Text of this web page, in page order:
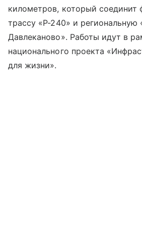
километров, который соединит
трассу «Р-240» и
Давлеканово». Работы идут в
национального проекта
для жизни».